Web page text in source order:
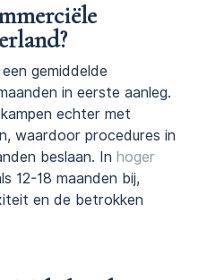
gemiddelde
in eerste aanleg.
echter met
waardoor procedures in
beslaan. In hoger
12-18 maanden bij,
en de betrokken